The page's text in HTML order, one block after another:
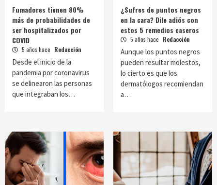
Fumadores tienen 80%
más de probabilidades de
ser hospitalizados por
COVID
5 años hace Redacción
Desde el inicio de la
pandemia por coronavirus
se delinearon las personas
que integraban los…
¿Sufres de puntos negros
en la cara? Dile adiós con
estos 5 remedios caseros
5 años hace Redacción
Aunque los puntos negros
pueden resultar molestos,
lo cierto es que los
dermatólogos recomiendan
a…